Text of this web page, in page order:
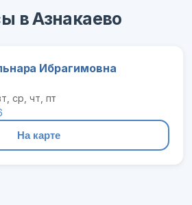
в Азнакаево
Ибрагимовна
ср, чт, пт
На карте